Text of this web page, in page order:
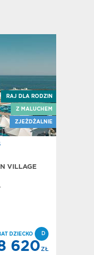
RAJ DLA RODZIN
Z MALUCHEM
ZJEŻDŻALNIE
VILLAGE
DZIECKO D
620ZŁ